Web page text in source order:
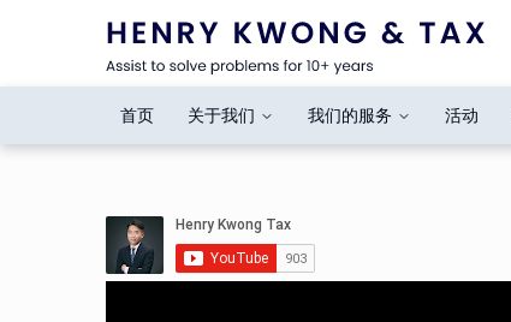
首页 关于我们 我们的服务 活动